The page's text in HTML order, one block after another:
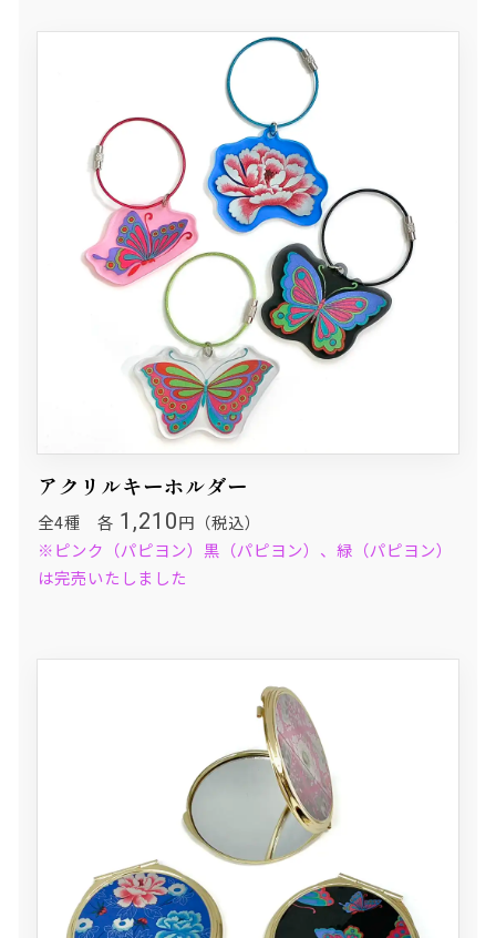
アクリルキーホルダー
全4種 各 1,210 円（税込）
※ピンク（パピヨン）黒（パピヨン）、緑（パピヨン）
は完売いたしました